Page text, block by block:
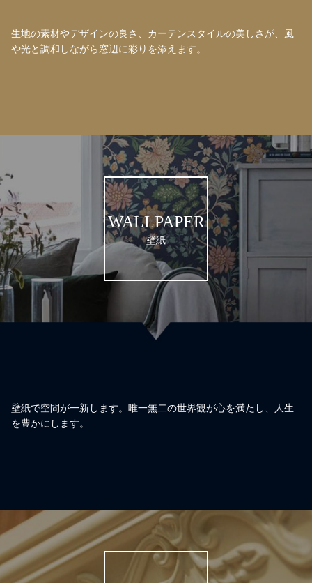
生地の素材やデザインの良さ、カーテンスタイルの美しさが、風
や光と調和しながら窓辺に彩りを添えます。
WALLPAPER
壁紙
壁紙で空間が一新します。唯一無二の世界観が心を満たし、人生
を豊かにします。